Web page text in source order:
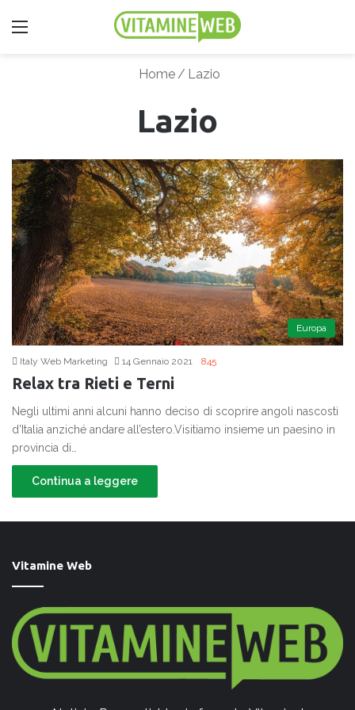
Home / Lazio
Lazio
Europa
Italy Web Marketing 14 Gennaio 2021 845
Relax tra Rieti e Terni
Negli ultimi anni alcuni hanno deciso di scoprire angoli nascosti
d’Italia anziché andare all’estero.Visitiamo insieme un paesino in
provincia di…
Continua a leggere
Vitamine Web